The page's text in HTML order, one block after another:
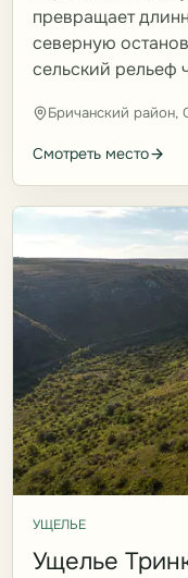
превращает
северную
сельский рельеф
Бричанский район,
Смотреть место
УЩЕЛЬЕ
Ущелье